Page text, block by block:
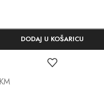
DODAJ U KOŠARICU